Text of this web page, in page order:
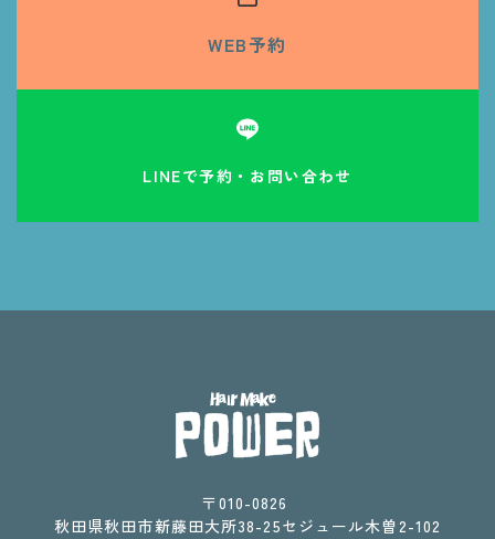
WEB予約
LINEで予約・お問い合わせ
〒010-0826 ​​​​​​​
​​​​​​​秋田県秋田市新藤田大所38-25セジュール木曽2-102